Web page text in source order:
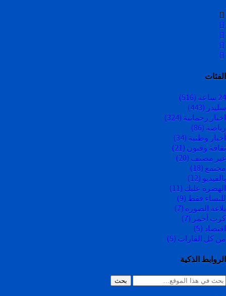
الفئات
24 ساعة
(516)
سليدر (443)
اخبار رحمانية (324)
رياضة (86)
أخبار وطنية (34)
ثقافة وفنون (21)
غير مصنف (20)
مجتمع (18)
بالفيديو (12)
الهضرة عليك (11)
للنساء فقط (9)
بلاغة الصورة (7)
كرت أحمر (7)
اقتصاد (5)
من كل القارات (5)
الروابط الذكية
بحث